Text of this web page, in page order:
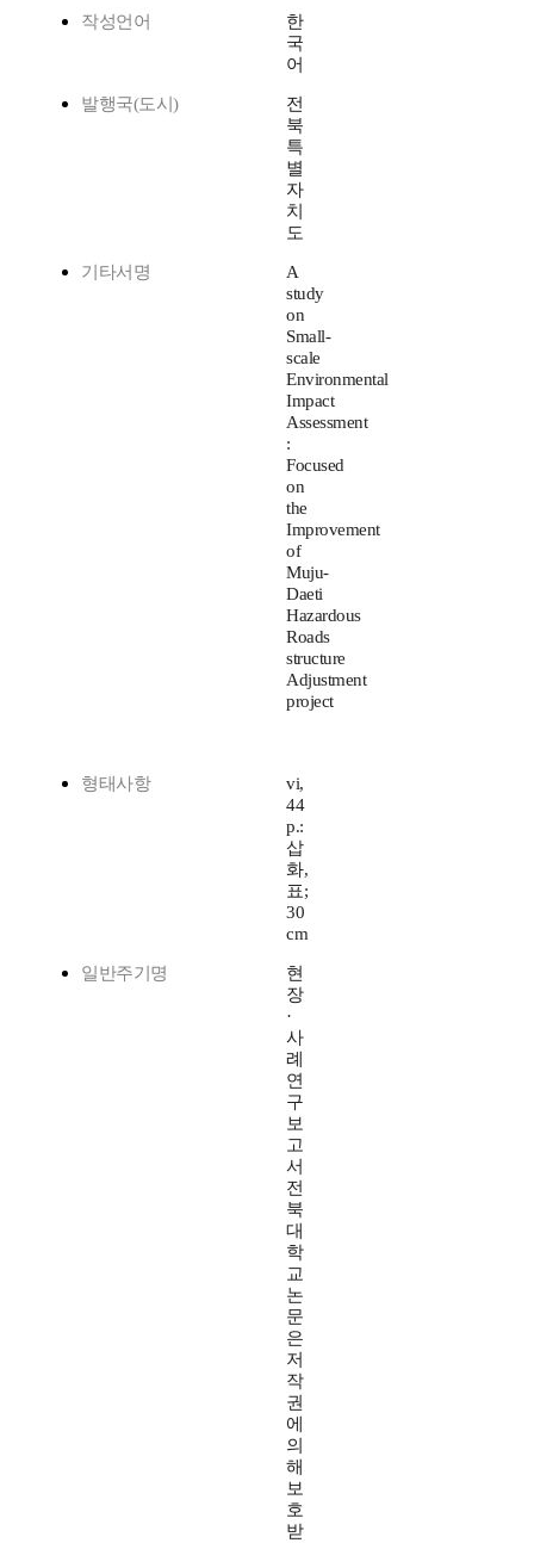
작성언어
한
국
어
발행국(도시)
전
북
특
별
자
치
도
기타서명
A
study
on
Small-
scale
Environmental
Impact
Assessment
:
Focused
on
the
Improvement
of
Muju-
Daeti
Hazardous
Roads
structure
Adjustment
project
형태사항
vi,
44
p.:
삽
화,
표;
30
cm
일반주기명
현
장
·
사
례
연
구
보
고
서
전
북
대
학
교
논
문
은
저
작
권
에
의
해
보
호
받